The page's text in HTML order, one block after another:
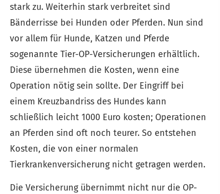
stark zu. Weiterhin stark verbreitet sind
Bänderrisse bei Hunden oder Pferden. Nun sind
vor allem für Hunde, Katzen und Pferde
sogenannte Tier-OP-Versicherungen erhältlich.
Diese übernehmen die Kosten, wenn eine
Operation nötig sein sollte. Der Eingriff bei
einem Kreuzbandriss des Hundes kann
schließlich leicht 1000 Euro kosten; Operationen
an Pferden sind oft noch teurer. So entstehen
Kosten, die von einer normalen
Tierkrankenversicherung nicht getragen werden.
Die Versicherung übernimmt nicht nur die OP-